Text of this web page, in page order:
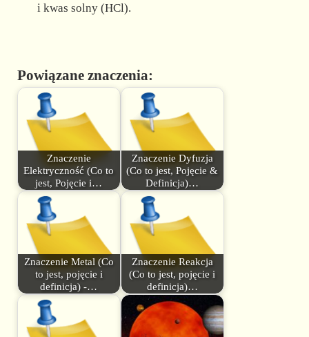
i kwas solny (HCl).
Powiązane znaczenia:
Znaczenie
Elektryczność (Co to
jest, Pojęcie i…
Znaczenie Dyfuzja
(Co to jest, Pojęcie &
Definicja)…
Znaczenie Metal (Co
to jest, pojęcie i
definicja) -…
Znaczenie Reakcja
(Co to jest, pojęcie i
definicja)…